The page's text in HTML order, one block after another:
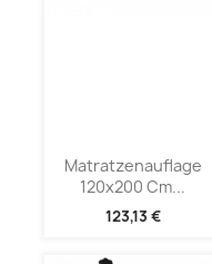
Matratzenauflage
120x200 Cm...
123,13 €